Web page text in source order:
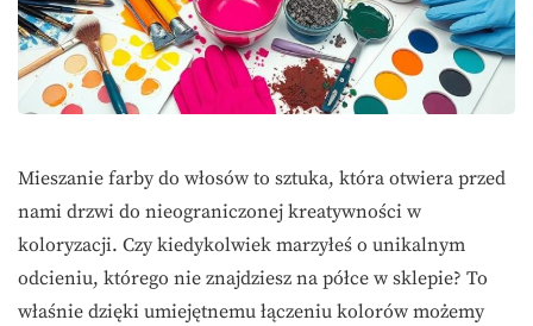
Mieszanie farby do włosów to sztuka, która otwiera przed
nami drzwi do nieograniczonej kreatywności w
koloryzacji. Czy kiedykolwiek marzyłeś o unikalnym
odcieniu, którego nie znajdziesz na półce w sklepie? To
właśnie dzięki umiejętnemu łączeniu kolorów możemy